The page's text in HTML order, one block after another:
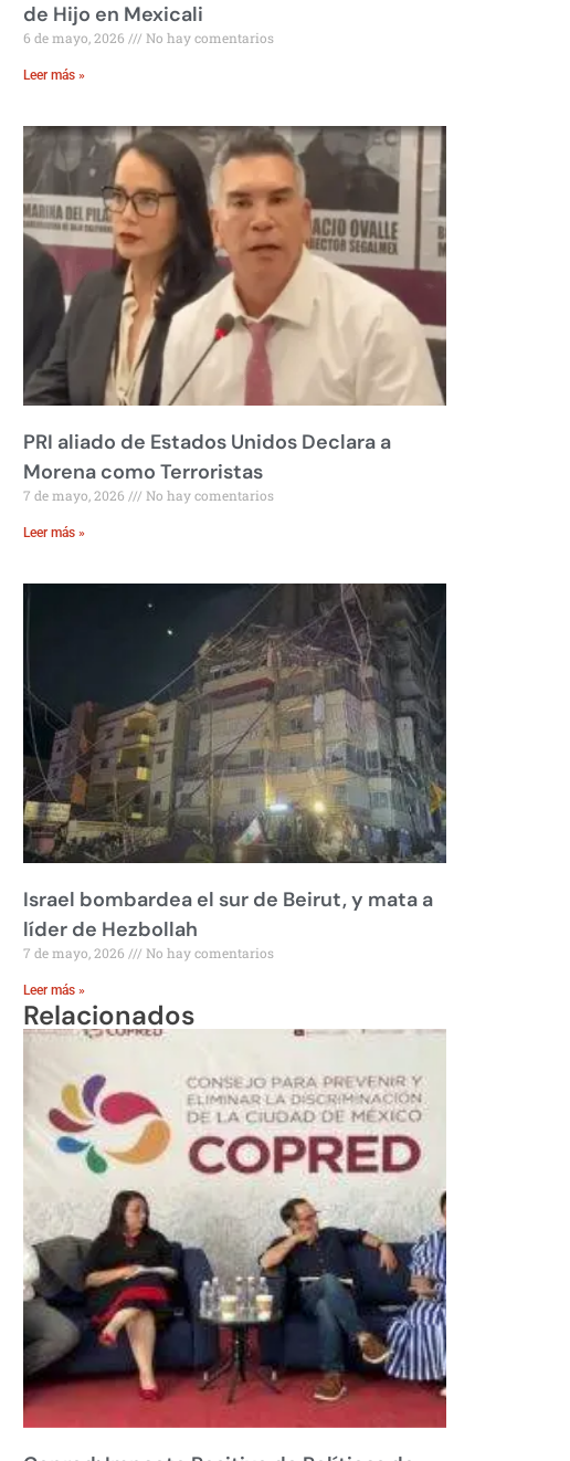
de Hijo en Mexicali
6 de mayo, 2026 No hay comentarios
Leer más »
PRI aliado de Estados Unidos Declara a
Morena como Terroristas
7 de mayo, 2026 No hay comentarios
Leer más »
Israel bombardea el sur de Beirut, y mata a
líder de Hezbollah
7 de mayo, 2026 No hay comentarios
Leer más »
Relacionados